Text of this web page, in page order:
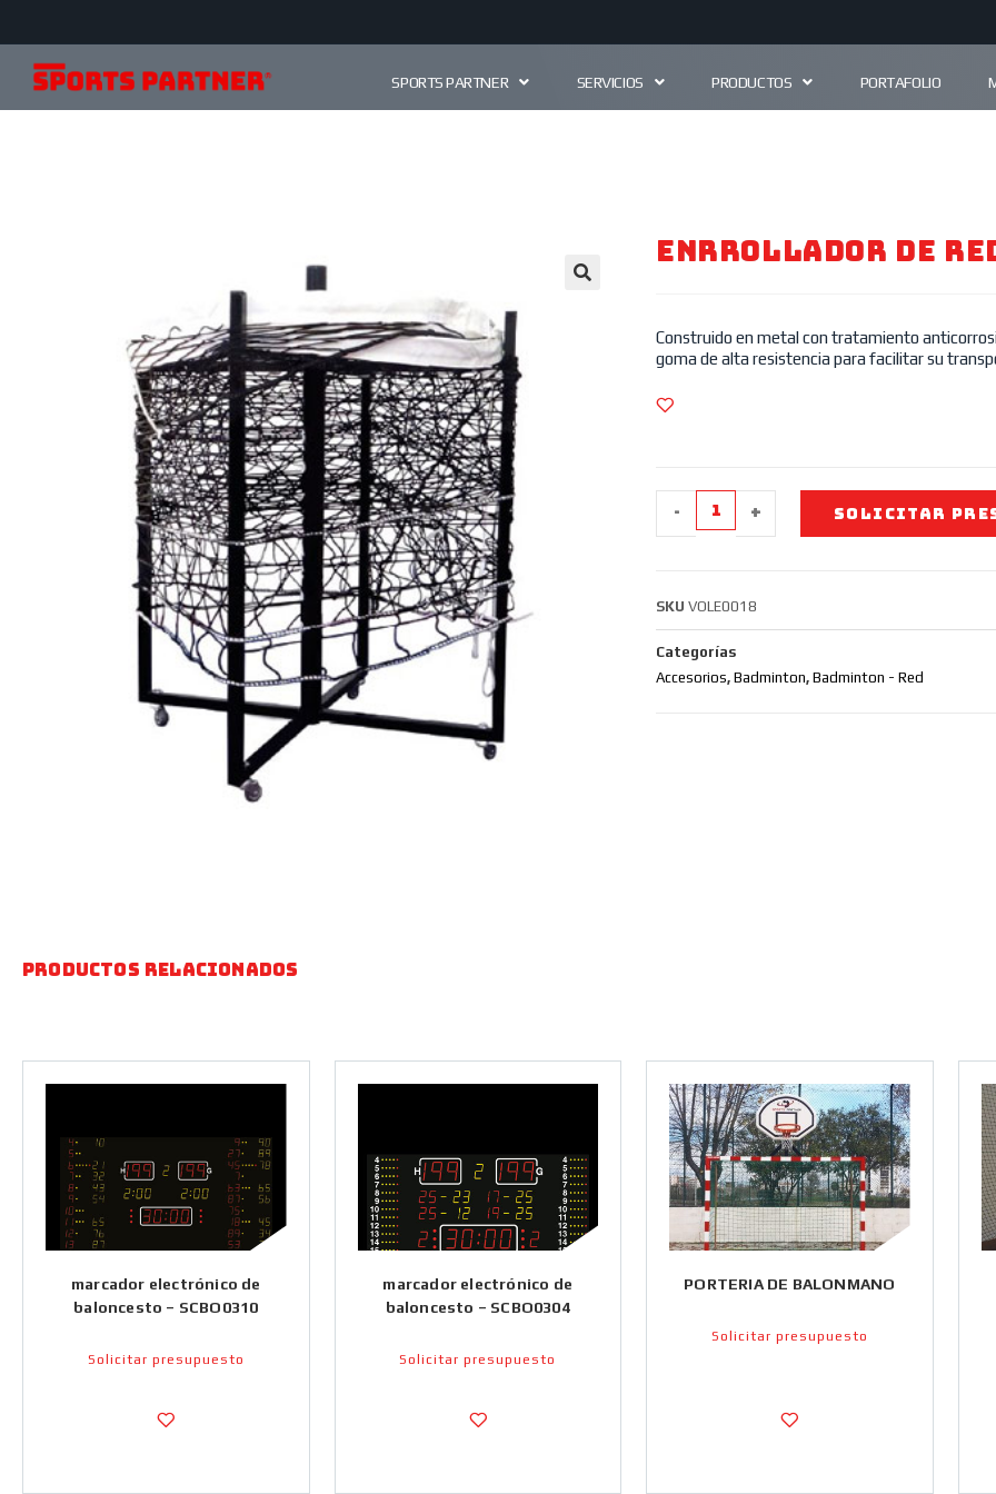
SPORTS PARTNER SERVICIOS PRODUCTOS PORTAFOLIO
ENRROLLADOR DE
Construido en metal con tratamiento
goma de alta resistencia para facilitar su
- + SOLICITAR
SKU VOLE0018
Categorías
Accesorios, Badminton, Badminton - Red
Productos relacionados
marcador electrónico de
baloncesto – SCBO0310
Solicitar presupuesto
marcador electrónico de
baloncesto – SCBO0304
Solicitar presupuesto
PORTERIA DE BALONMANO
Solicitar presupuesto